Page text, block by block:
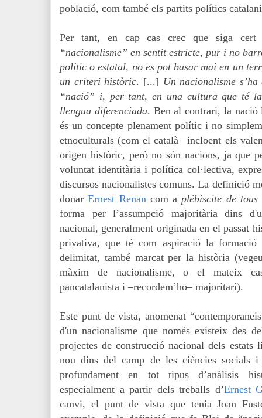
població, com també els partits polítics
Per tant, en cap cas crec que siga
“nacionalisme” en sentit estricte, pur i no
polític o estatal, no es pot basar mai en un
un criteri històric. [...] Un nacionalisme
“nació” i, per tant, en una cultura que té la
llengua diferenciada. Ben al contrari, la
és un concepte plenament polític i no
etnoculturals (com el català –incloent els
origen històric, però no són nacions, ja que
voluntat identitària i política col·lectiva,
discursos nacionalistes comuns.La definició
donarErnest Renancom aplébiscite de
forma per l’assumpció majoritària dins
nacional, generalment originada en el passat
privativa, que té com aspiració la
delimitat, també marcat per la història
màxim de nacionalisme, o el mateix
pancatalanista i –recordem’ho– majoritari).
Este punt de vista, anomenat
d'un nacionalisme que només existeix des
projectes de construcció nacional dels estats
nou dins del camp de les ciències socials
profundament en tot tipus d’anàlisis
especialment a partir dels treballs d’Ernest
canvi, el punt de vista que tenia Joan